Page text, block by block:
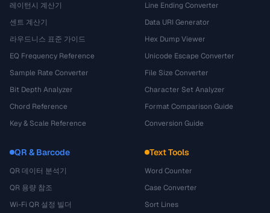
레이턴시 계산기
센트 계산기
라우드니스 표준 가이드
EQ Frequency Reference
Sample Rate Converter
Bit Depth Analyzer
Chord Reference
Key & Scale Reference
Line Ending Converter
Data URI Generator
Hex Dump Viewer
Unicode Escape Converter
File Size Converter
Character Set Analyzer
Format Comparison Guide
Conversion Guide
QR & Barcode
QR 데이터 분석기
QR 용량 참조
Wi-Fi QR 설정 빌더
Text Tools
Word Counter
Case Converter
Sort Lines